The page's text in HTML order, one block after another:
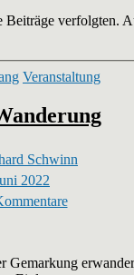
Veranstaltung
Schwinn
2022
zu
Musikalische